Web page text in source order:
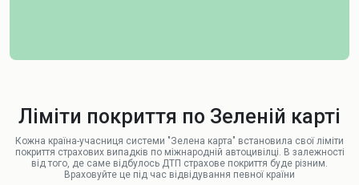
Ліміти покриття по Зеленій карті
Кожна країна-учасниця системи "Зелена карта" встановила свої ліміти
покриття страхових випадків по міжнародній автоцивілці. В залежності
від того, де саме відбулось ДТП страхове покриття буде різним.
Враховуйте це під час відвідування певної країни